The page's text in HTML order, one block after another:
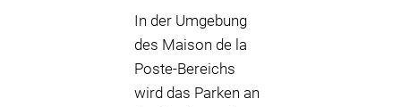
In der Umgebung
des Maison de la
Poste-Bereichs
wird das Parken an